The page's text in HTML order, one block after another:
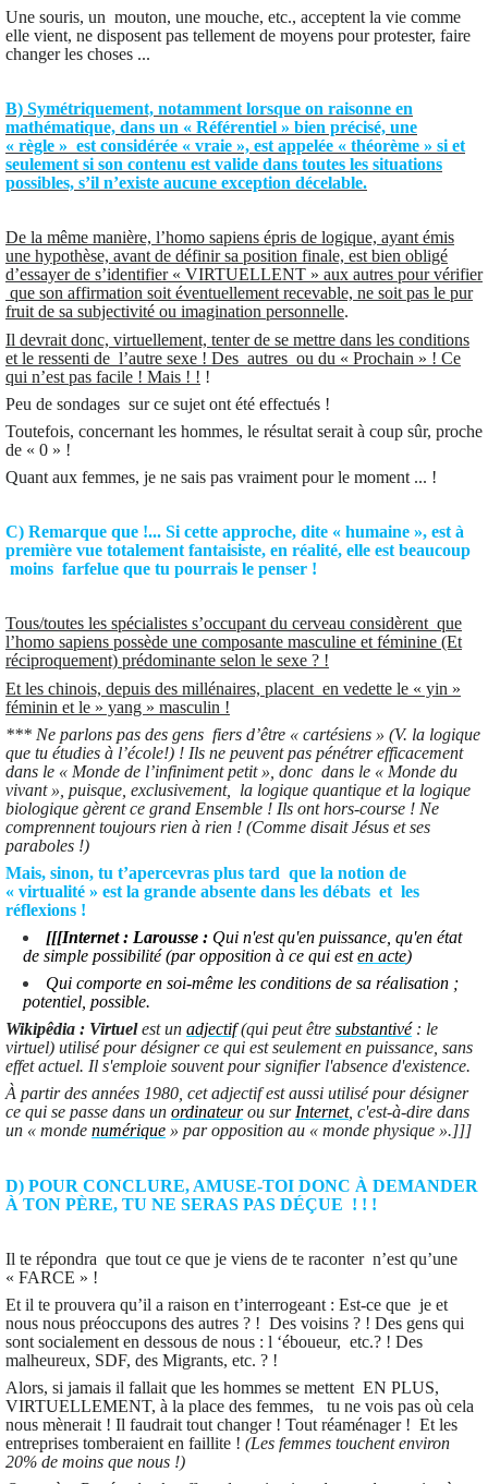
Une souris, un mouton, une mouche, etc., acceptent la vie comme
elle vient, ne disposent pas tellement de moyens pour protester, faire
changer les choses ...
B) Symétriquement, notamment lorsque on raisonne en
mathématique, dans un « Référentiel » bien précisé, une
« règle » est considérée « vraie », est appelée « théorème » si et
seulement si son contenu est valide dans toutes les situations
possibles, s’il n’existe aucune exception décelable.
De la même manière, l’homo sapiens épris de logique, ayant émis
une hypothèse, avant de définir sa position finale, est bien obligé
d’essayer de s’identifier « VIRTUELLENT » aux autres pour vérifier
que son affirmation soit éventuellement recevable, ne soit pas le pur
fruit de sa subjectivité ou imagination personnelle.
Il devrait donc, virtuellement, tenter de se mettre dans les conditions
et le ressenti de l’autre sexe ! Des autres ou du « Prochain » ! Ce
qui n’est pas facile ! Mais ! ! !
Peu de sondages sur ce sujet ont été effectués !
Toutefois, concernant les hommes, le résultat serait à coup sûr, proche
de « 0 » !
Quant aux femmes, je ne sais pas vraiment pour le moment ... !
C) Remarque que !... Si cette approche, dite « humaine », est à
première vue totalement fantaisiste, en réalité, elle est beaucoup
moins farfelue que tu pourrais le penser !
Tous/toutes les spécialistes s’occupant du cerveau considèrent que
l’homo sapiens possède une composante masculine et féminine (Et
réciproquement) prédominante selon le sexe ? !
Et les chinois, depuis des millénaires, placent en vedette le « yin »
féminin et le » yang » masculin !
*** Ne parlons pas des gens fiers d’être « cartésiens » (V. la logique
que tu étudies à l’école!) ! Ils ne peuvent pas pénétrer efficacement
dans le « Monde de l’infiniment petit », donc dans le « Monde du
vivant », puisque, exclusivement, la logique quantique et la logique
biologique gèrent ce grand Ensemble ! Ils ont hors-course ! Ne
comprennent toujours rien à rien ! (Comme disait Jésus et ses
paraboles !)
Mais, sinon, tu t’apercevras plus tard que la notion de
« virtualité » est la grande absente dans les débats et les
réflexions !
[[[Internet : Larousse : Qui n'est qu'en puissance, qu'en état
de simple possibilité (par opposition à ce qui esten acte)
Qui comporte en soi-même les conditions de sa réalisation ;
potentiel, possible.
Wikipêdia : Virtuelest un adjectif(qui peut être substantivé: le
virtuel) utilisé pour désigner ce qui est seulement en puissance, sans
effet actuel. Il s'emploie souvent pour signifier l'absence d'existence.
À partir des années 1980, cet adjectif est aussi utilisé pour désigner
ce qui se passe dans un ordinateurou sur Internet, c'est-à-dire dans
un « monde numérique » par opposition au « monde physique ».]]]
D) POUR CONCLURE, AMUSE-TOI DONC À DEMANDER
À TON PÈRE, TU NE SERAS PAS DÉÇUE ! ! !
Il te répondra que tout ce que je viens de te raconter n’est qu’une
« FARCE » !
Et il te prouvera qu’il a raison en t’interrogeant : Est-ce que je et
nous nous préoccupons des autres ? ! Des voisins ? ! Des gens qui
sont socialement en dessous de nous : l ‘éboueur, etc.? ! Des
malheureux, SDF, des Migrants, etc. ? !
Alors, si jamais il fallait que les hommes se mettent EN PLUS,
VIRTUELLEMENT, à la place des femmes, tu ne vois pas où cela
nous mènerait ! Il faudrait tout changer ! Tout réaménager ! Et les
entreprises tomberaient en faillite ! (Les femmes touchent environ
20% de moins que nous !)